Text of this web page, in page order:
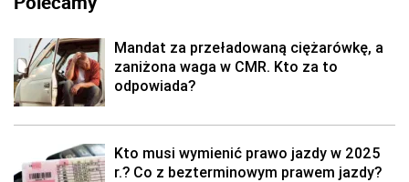
Mandat za przeładowaną ciężarówkę, a
zaniżona waga w CMR. Kto za to
odpowiada?
Kto musi wymienić prawo jazdy w 2025
r.? Co z bezterminowym prawem jazdy?